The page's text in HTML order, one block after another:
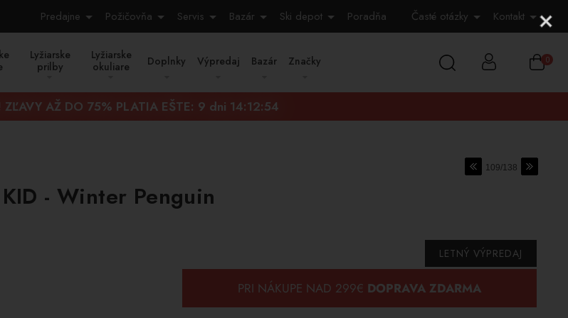
0
Predajne Požičovňa Servis Bazár Ski depot Poradňa Časté otázky Kontakt
Lyžiarske
prilby
Lyžiarske
okuliare
Doplnky Výpredaj Bazár Značky
ZĽAVY AŽ DO 75% PLATIA EŠTE: 9 dni 14:12:53
109/138
- Winter Penguin
LETNÝ VÝPREDAJ